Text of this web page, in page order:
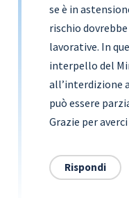
se è in
rischio
lavorative. In
interpello del
all’interdizione
può essere
Grazie per
Rispondi